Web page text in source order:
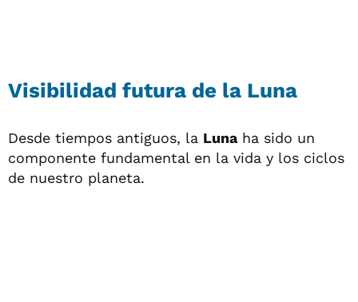
Visibilidad futura de la Luna
Desde tiempos antiguos, la Lunaha sido un
componente fundamental en la vida y los ciclos
de nuestro planeta.